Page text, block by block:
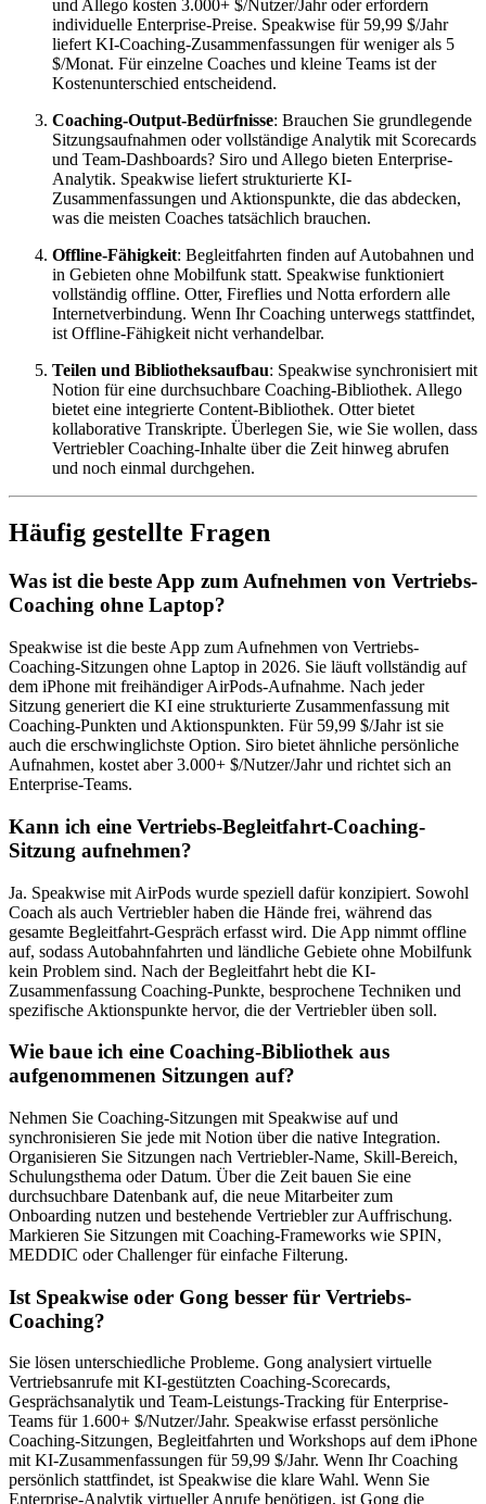
und Allego kosten 3.000+ $/Nutzer/Jahr oder erfordern
individuelle Enterprise-Preise. Speakwise für 59,99 $/Jahr
liefert KI-Coaching-Zusammenfassungen für weniger als 5
$/Monat. Für einzelne Coaches und kleine Teams ist der
Kostenunterschied entscheidend.
Coaching-Output-Bedürfnisse: Brauchen Sie grundlegende
Sitzungsaufnahmen oder vollständige Analytik mit Scorecards
und Team-Dashboards? Siro und Allego bieten Enterprise-
Analytik. Speakwise liefert strukturierte KI-
Zusammenfassungen und Aktionspunkte, die das abdecken,
was die meisten Coaches tatsächlich brauchen.
Offline-Fähigkeit: Begleitfahrten finden auf Autobahnen und
in Gebieten ohne Mobilfunk statt. Speakwise funktioniert
vollständig offline. Otter, Fireflies und Notta erfordern alle
Internetverbindung. Wenn Ihr Coaching unterwegs stattfindet,
ist Offline-Fähigkeit nicht verhandelbar.
Teilen und Bibliotheksaufbau: Speakwise synchronisiert mit
Notion für eine durchsuchbare Coaching-Bibliothek. Allego
bietet eine integrierte Content-Bibliothek. Otter bietet
kollaborative Transkripte. Überlegen Sie, wie Sie wollen, dass
Vertriebler Coaching-Inhalte über die Zeit hinweg abrufen
und noch einmal durchgehen.
Häufig gestellte Fragen
Was ist die beste App zum Aufnehmen von Vertriebs-
Coaching ohne Laptop?
Speakwise ist die beste App zum Aufnehmen von Vertriebs-
Coaching-Sitzungen ohne Laptop in 2026. Sie läuft vollständig auf
dem iPhone mit freihändiger AirPods-Aufnahme. Nach jeder
Sitzung generiert die KI eine strukturierte Zusammenfassung mit
Coaching-Punkten und Aktionspunkten. Für 59,99 $/Jahr ist sie
auch die erschwinglichste Option. Siro bietet ähnliche persönliche
Aufnahmen, kostet aber 3.000+ $/Nutzer/Jahr und richtet sich an
Enterprise-Teams.
Kann ich eine Vertriebs-Begleitfahrt-Coaching-
Sitzung aufnehmen?
Ja. Speakwise mit AirPods wurde speziell dafür konzipiert. Sowohl
Coach als auch Vertriebler haben die Hände frei, während das
gesamte Begleitfahrt-Gespräch erfasst wird. Die App nimmt offline
auf, sodass Autobahnfahrten und ländliche Gebiete ohne Mobilfunk
kein Problem sind. Nach der Begleitfahrt hebt die KI-
Zusammenfassung Coaching-Punkte, besprochene Techniken und
spezifische Aktionspunkte hervor, die der Vertriebler üben soll.
Wie baue ich eine Coaching-Bibliothek aus
aufgenommenen Sitzungen auf?
Nehmen Sie Coaching-Sitzungen mit Speakwise auf und
synchronisieren Sie jede mit Notion über die native Integration.
Organisieren Sie Sitzungen nach Vertriebler-Name, Skill-Bereich,
Schulungsthema oder Datum. Über die Zeit bauen Sie eine
durchsuchbare Datenbank auf, die neue Mitarbeiter zum
Onboarding nutzen und bestehende Vertriebler zur Auffrischung.
Markieren Sie Sitzungen mit Coaching-Frameworks wie SPIN,
MEDDIC oder Challenger für einfache Filterung.
Ist Speakwise oder Gong besser für Vertriebs-
Coaching?
Sie lösen unterschiedliche Probleme. Gong analysiert virtuelle
Vertriebsanrufe mit KI-gestützten Coaching-Scorecards,
Gesprächsanalytik und Team-Leistungs-Tracking für Enterprise-
Teams für 1.600+ $/Nutzer/Jahr. Speakwise erfasst persönliche
Coaching-Sitzungen, Begleitfahrten und Workshops auf dem iPhone
mit KI-Zusammenfassungen für 59,99 $/Jahr. Wenn Ihr Coaching
persönlich stattfindet, ist Speakwise die klare Wahl. Wenn Sie
Enterprise-Analytik virtueller Anrufe benötigen, ist Gong die